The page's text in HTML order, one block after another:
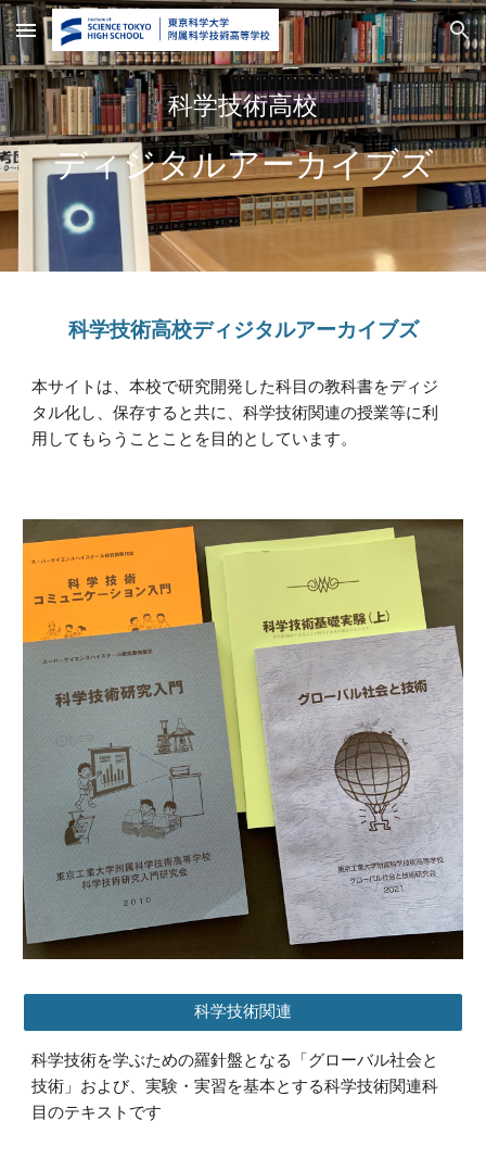
Skip to main content Skip to navigation
科学技術高校
ディジタルアーカイブズ
科学技術高校ディジタルアーカイブズ
本サイトは、本校で研究開発した科目の教科書をディジ
タル化し、保存すると共に、科学技術関連の授業等に利
用してもらうことことを目的としています。
科学技術関連
科学技術を学ぶための羅針盤となる「グローバル社会と
技術」および、実験・実習を基本とする科学技術関連科
目のテキストです